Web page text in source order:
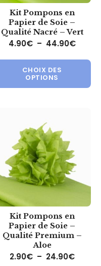
: 2.90€ à 24.90€
a plusieurs
Kit Pompons en
Papier de Soie –
Qualité Nacré – Vert
4.90€ – 44.90€Plage
CHOIX DES
OPTIONS
: 2.90€ à 24.90€
Kit Pompons en
Papier de Soie –
Qualité Premium –
Aloe
2.90€ – 24.90€Plage